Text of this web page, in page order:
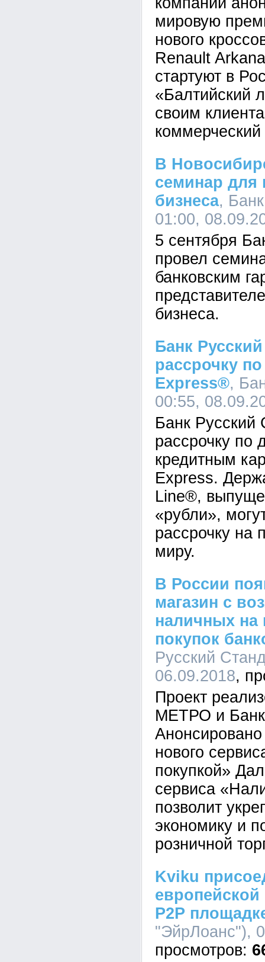
мировую
нового
Renault
стартуют в
«Балтийский
своим
В
семинар для
бизнеса,
01:00,
5 сентября
провел
банковским
бизнеса.
Банк
рассрочку
Express®,
00:55,
Банк Русский
рассрочку по
кредитным
Express.
Line®,
«рубли»,
рассрочку на
миру.
В России
магазин с
наличных на
покупок
Русский
06.09.2018
Проект
МЕТРО и Банк
Анонсировано
нового
покупкой»
сервиса
позволит
экономику и
розничной
Kviku
P2P
"ЭйрЛоанс"),